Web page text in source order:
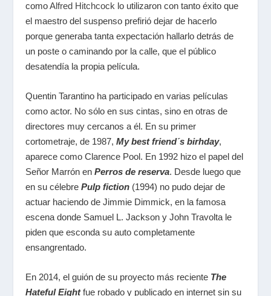
comoAlfred Hitchcock lo utilizaron con tanto éxito que
el maestro del suspenso prefirió dejar de hacerlo
porque generaba tanta expectación hallarlo detrás de
un poste o caminando por la calle, que el público
desatendía la propia película.
Quentin Tarantino ha participado en varias películas
como actor. No sólo en sus cintas, sino en otras de
directores muy cercanos a él. En su primer
cortometraje, de 1987,My best friend´s birhday,
aparece como Clarence Pool. En 1992 hizo el papel del
Señor Marrón enPerros de reserva. Desde luego que
en su célebrePulp fiction (1994) no pudo dejar de
actuar haciendo de Jimmie Dimmick, en la famosa
escena donde Samuel L. Jackson y John Travolta le
piden que esconda su auto completamente
ensangrentado.
En 2014, el guión de su proyecto más reciente The
Hateful Eightfue robado y publicado en internet sin su